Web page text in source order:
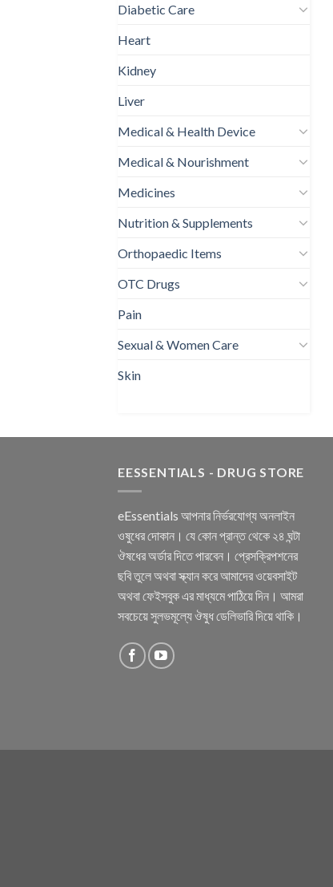
Diabetic Care
Heart
Kidney
Liver
Medical & Health Device
Medical & Nourishment
Medicines
Nutrition & Supplements
Orthopaedic Items
OTC Drugs
Pain
Sexual & Women Care
Skin
EESSENTIALS - DRUG STORE
eEssentials আপনার নির্ভরযোগ্য অনলাইন
ওষুধের দোকান। যে কোন প্রান্ত থেকে ২৪ ঘন্টা
ঔষধের অর্ডার দিতে পারবেন। প্রেসক্রিপশনের
ছবি তুলে অথবা স্ক্যান করে আমাদের ওয়েবসাইট
অথবা ফেইসবুক এর মাধ্যমে পাঠিয়ে দিন। আমরা
সবচেয়ে সুলভমূল্যে ঔষুধ ডেলিভারি দিয়ে থাকি।